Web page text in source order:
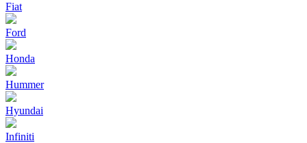
Fiat
Ford
Honda
Hummer
Hyundai
Infiniti